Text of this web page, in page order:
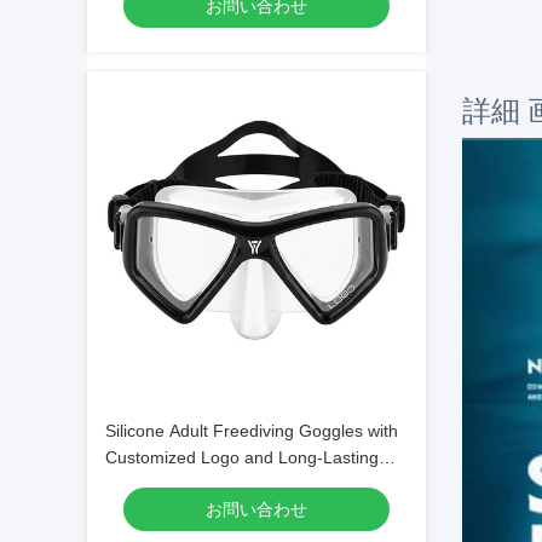
お問い合わせ
Silicone Adult Freediving Goggles with
Customized Logo and Long-Lasting
Design
お問い合わせ
詳細